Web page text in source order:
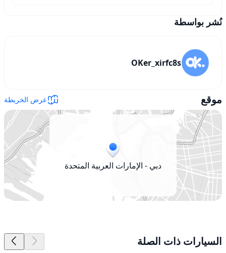
نُشر بواسطة
OKer_xirfc8s
موقع عرض الخريطة
دبي - الإمارات العربية المتحدة
السيارات ذات الصلة